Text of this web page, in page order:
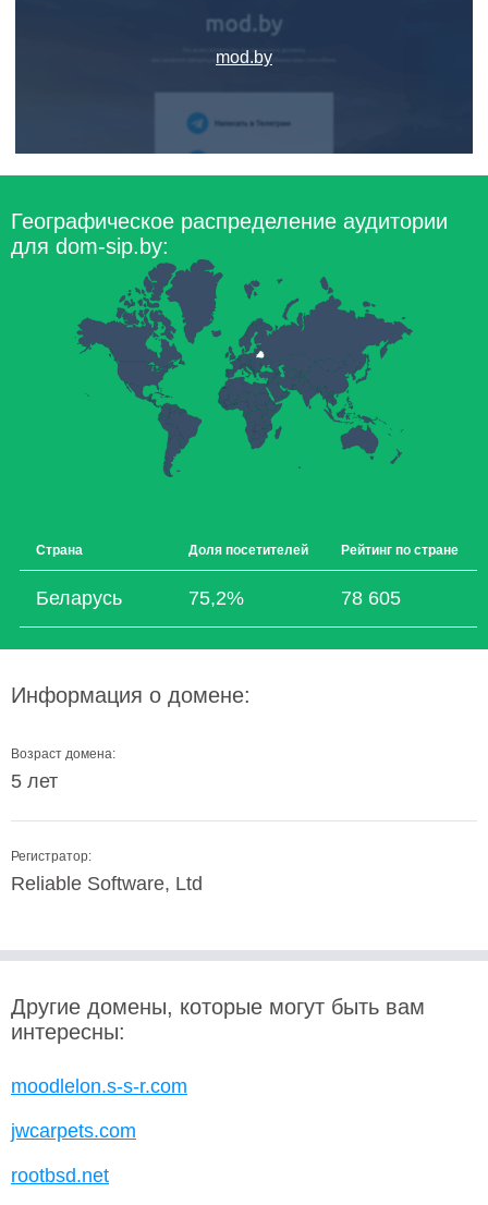
mod.by
Географическое распределение аудитории
для dom-sip.by:
Страна Доля посетителей Рейтинг по стране
Беларусь 75,2% 78 605
Информация о домене:
Возраст домена:
5 лет
Регистратор:
Reliable Software, Ltd
Другие домены, которые могут быть вам
интересны:
moodlelon.s-s-r.com
jwcarpets.com
rootbsd.net